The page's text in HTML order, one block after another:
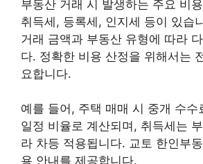
부동산 거래 시 발생하는 주요 비
취득세, 등록세, 인지세 등이 있습
거래 금액과 부동산 유형에 따라
다. 정확한 비용 산정을 위해서는
요합니다.
예를 들어, 주택 매매 시 중개 수수
일정 비율로 계산되며, 취득세는
라 차등 적용됩니다. 교토 한인부
용 안내를 제공합니다.